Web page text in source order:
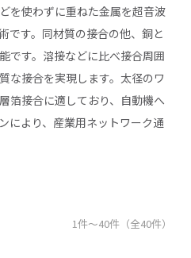
を使わずに重ねた金属を超音波
です。同材質の接合の他、銅と
です。溶接などに比べ接合周囲
な接合を実現します。太径のワ
箔接合に適しており、自動機へ
により、産業用ネットワーク通
1件～40件（全40件）